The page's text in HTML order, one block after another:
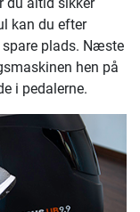
kan du efter
plads. Næste
hen på
i pedalerne.